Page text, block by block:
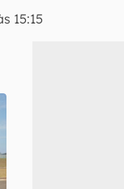
15:15
de Privacidade do